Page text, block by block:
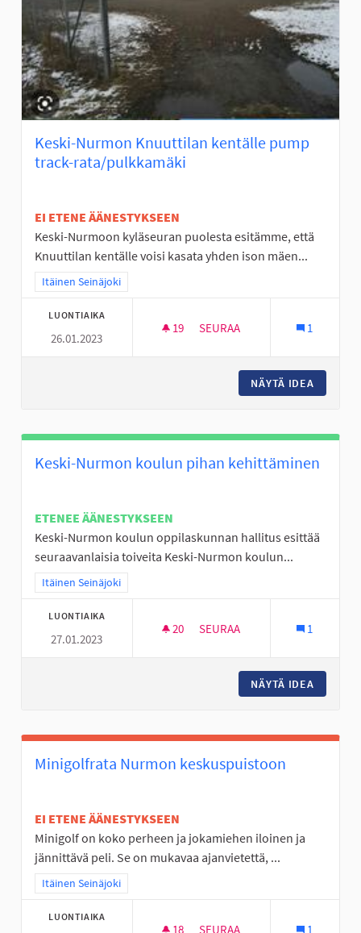
Keski-Nurmon Knuuttilan kentälle pump
track-rata/pulkkamäki
EI ETENE ÄÄNESTYKSEEN
Keski-Nurmoon kyläseuran puolesta esitämme, että
Knuuttilan kentälle voisi kasata yhden ison mäen...
Rajaa tulokset teeman mukaan: Itäinen Seinäjoki
Itäinen Seinäjoki
LUONTIAIKA
26.01.2023
19 19 SEURAAJAA
SEURAA 1
NÄYTÄ IDEA
Keski-Nurmon koulun pihan kehittäminen
ETENEE ÄÄNESTYKSEEN
Keski-Nurmon koulun oppilaskunnan hallitus esittää
seuraavanlaisia toiveita Keski-Nurmon koulun...
Rajaa tulokset teeman mukaan: Itäinen Seinäjoki
Itäinen Seinäjoki
LUONTIAIKA
27.01.2023
20 20 SEURAAJAA
SEURAA 1
NÄYTÄ IDEA
Minigolfrata Nurmon keskuspuistoon
EI ETENE ÄÄNESTYKSEEN
Minigolf on koko perheen ja jokamiehen iloinen ja
jännittävä peli. Se on mukavaa ajanvietettä, ...
Rajaa tulokset teeman mukaan: Itäinen Seinäjoki
Itäinen Seinäjoki
LUONTIAIKA
18 18 SEURAAJAA
SEURAA 1